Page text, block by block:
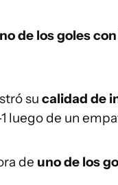
de los goles
su calidad de
luego de un
de uno de los